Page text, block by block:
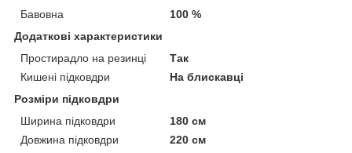
Бавовна
100 %
Додаткові характеристики
Простирадло на резинці
Так
Кишені підковдри
На блискавці
Розміри підковдри
Ширина підковдри
180 см
Довжина підковдри
220 см